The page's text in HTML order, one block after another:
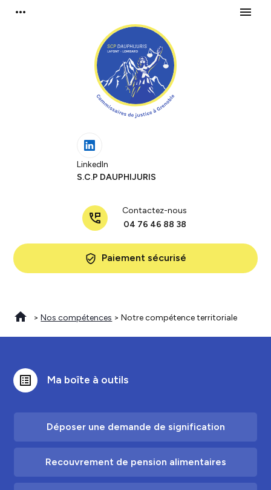
more_horiz menu
LinkedIn
S.C.P DAUPHIJURIS
perm_phone_msg
Contactez-nous
04 76 46 88 38
verified_user Paiement sécurisé
>Nos compétences > Notre compétence territoriale
list_alt Ma boîte à outils
Déposer une demande de signification
Recouvrement de pension alimentaires